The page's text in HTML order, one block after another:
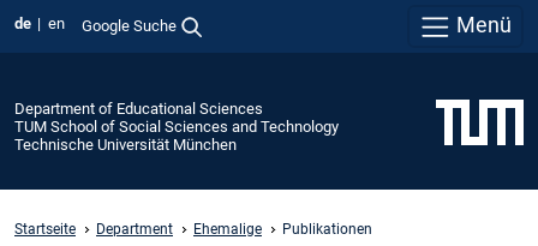
de en Google Suche Menü
Department of Educational Sciences
TUM School of Social Sciences and Technology
Technische Universität München
Startseite Department Ehemalige Publikationen